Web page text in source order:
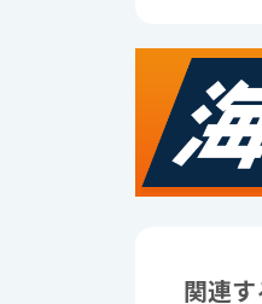
関連